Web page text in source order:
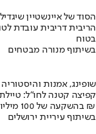
הסוד של איינשטיין
הריבית דריבית עובדת
בטוח
בשיתוף מנורה מבטחים
שופינג, אמנות
קפיצה קטנה לחו"ל:
בהשקעה של 100 מיליון ₪
בשיתוף עיריית ירושלים